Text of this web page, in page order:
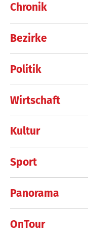
Chronik
Bezirke
Politik
Wirtschaft
Kultur
Sport
Panorama
OnTour